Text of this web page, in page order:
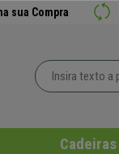
sua Compra
Cadeiras